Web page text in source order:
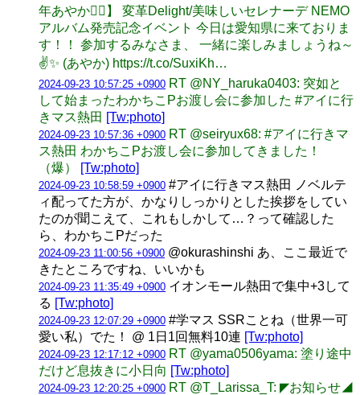
年あやか🖐🏻】 変革Delight/美味しいセレナーデ NEMO
アルバム発売記念イベント 今日は愛知県に来ておりま
す！！ 参加するみなさま、 一緒に楽しみましょうね～
✌️✨ (あやか) https://t.co/SuxiKh…
2024-09-23 10:57:25 +0900 RT @NY_haruka0403: 突如と
して始まったわかちこPお渡し会に参加した #アイに行
きマス熱田 [Tw:photo]
2024-09-23 10:57:36 +0900 RT @seiryux68: #アイに行きマ
ス熱田 わかちこPお渡し会に参加してきました！
（爆）
[Tw:photo]
2024-09-23 10:58:59 +0900 #アイに行きマス熱田 ノベルテ
ィ配ってた方が、かなりしっかりとした挨拶をしてい
たのが聞こえて、これもしかして…？って確認した
ら、わかちこPだった
2024-09-23 11:00:56 +0900 @okurashinshi あ、ここ最近で
きたところですね、いいかも
2024-09-23 11:35:49 +0900 イオンモール熱田で集中+3して
る [Tw:photo]
2024-09-23 12:07:29 +0900 #学マス SSRことね（世界一可
愛い私）でた！ @ 1日1回無料10連 [Tw:photo]
2024-09-23 12:17:12 +0900 RT @yama0506yama: 塗り途中
だけど息抜きに小日向 [Tw:photo]
2024-09-23 12:20:25 +0900 RT @T_Larissa_T: ◤お知らせ◢